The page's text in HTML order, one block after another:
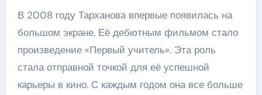
В 2008 году Тарханова впервые появилась на
большом экране. Её дебютным фильмом стало
произведение «Первый учитель». Эта роль
стала отправной точкой для её успешной
карьеры в кино. С каждым годом она все больше